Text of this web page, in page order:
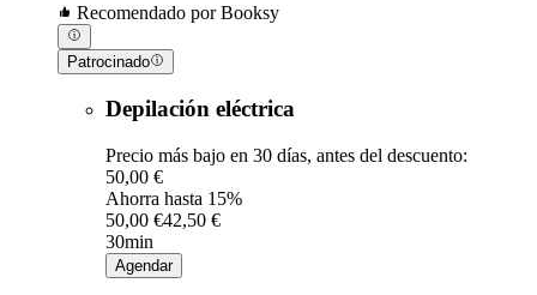
Recomendado por Booksy
Patrocinado
Depilación eléctrica
Precio más bajo en 30 días, antes del descuento:
50,00 €
Ahorra hasta 15%
50,00 €42,50 €
30min
Agendar